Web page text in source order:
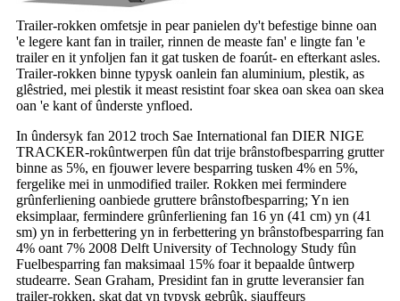
Trailer-rokken omfetsje in pear panielen dy't befestige binne oan
'e legere kant fan in trailer, rinnen de measte fan' e lingte fan 'e
trailer en it ynfoljen fan it gat tusken de foarút- en efterkant asles.
Trailer-rokken binne typysk oanlein fan aluminium, plestik, as
glêstried, mei plestik it meast resistint foar skea oan skea oan skea
oan 'e kant of ûnderste ynfloed.
In ûndersyk fan 2012 troch Sae International fan DIER NIGE
TRACKER-rokûntwerpen fûn dat trije brânstofbesparring grutter
binne as 5%, en fjouwer levere besparring tusken 4% en 5%,
fergelike mei in unmodified trailer. Rokken mei fermindere
grûnferliening oanbiede gruttere brânstofbesparring; Yn ien
eksimplaar, fermindere grûnferliening fan 16 yn (41 cm) yn (41
sm) yn in ferbettering yn in ferbettering yn brânstofbesparring fan
4% oant 7% 2008 Delft University of Technology Study fûn
Fuelbesparring fan maksimaal 15% foar it bepaalde ûntwerp
studearre. Sean Graham, Presidint fan in grutte leveransier fan
trailer-rokken, skat dat yn typysk gebrûk, sjauffeurs